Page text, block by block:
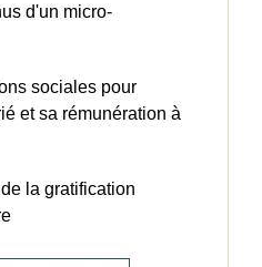
d'un micro-
sociales pour
et sa rémunération à
la gratification